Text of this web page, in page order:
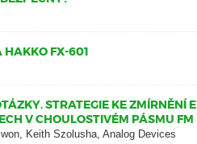
HAKKO FX-601
STRATEGIE KE ZMÍRNĚNÍ
V CHOULOSTIVÉM PÁSMU FM
Keith Szolusha, Analog Devices